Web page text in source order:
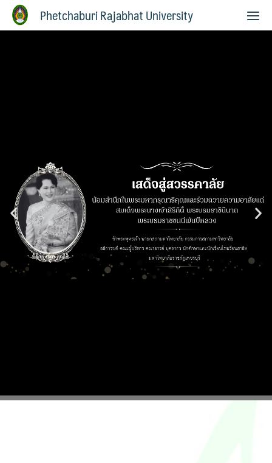
Phetchaburi Rajabhat University